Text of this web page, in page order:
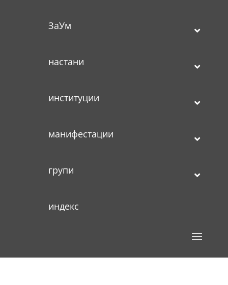
ЗаУм
настани
институции
манифестации
групи
индекс